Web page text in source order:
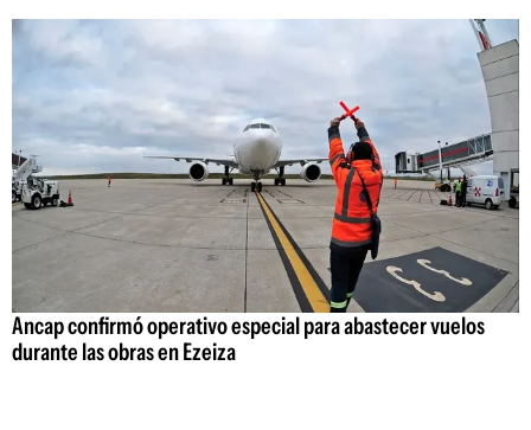
Ancap confirmó operativo especial para abastecer vuelos
durante las obras en Ezeiza